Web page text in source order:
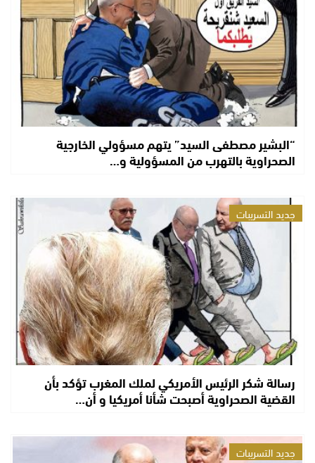
“البشير مصطفى السيد” يتهم مسؤولي الخارجية
الصحراوية بالتهرب من المسؤولية و…
جديد التسريبات
رسالة شكر الرئيس الأمريكي لملك المغرب تؤكد بأن
القضية الصحراوية أصبحت شأنا أمريكيا و أن…
جديد التسريبات